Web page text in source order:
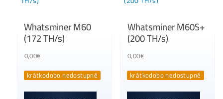
Whatsminer M20S
(68 TH/s) Bitcoin
miner – MicroBT
0,00€
Whatsminer
(80 TH/s)
krátkodobo